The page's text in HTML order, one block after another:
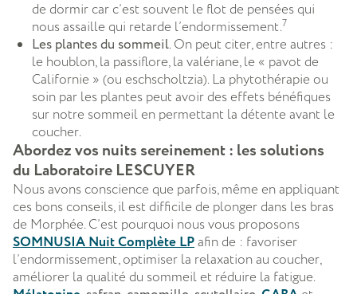
de dormir car c’est souvent le flot de pensées qui
nous assaille qui retarde l’endormissement.7
Les plantes du sommeil. On peut citer, entre autres :
le houblon, la passiflore, la valériane, le « pavot de
Californie » (ou eschscholtzia). La phytothérapie ou
soin par les plantes peut avoir des effets bénéfiques
sur notre sommeil en permettant la détente avant le
coucher.
Abordez vos nuits sereinement : les solutions
du Laboratoire LESCUYER
Nous avons conscience que parfois, même en appliquant
ces bons conseils, il est difficile de plonger dans les bras
de Morphée. C’est pourquoi nous vous proposons
SOMNUSIA Nuit Complète LPafin de : favoriser
l’endormissement, optimiser la relaxation au coucher,
améliorer la qualité du sommeil et réduire la fatigue.